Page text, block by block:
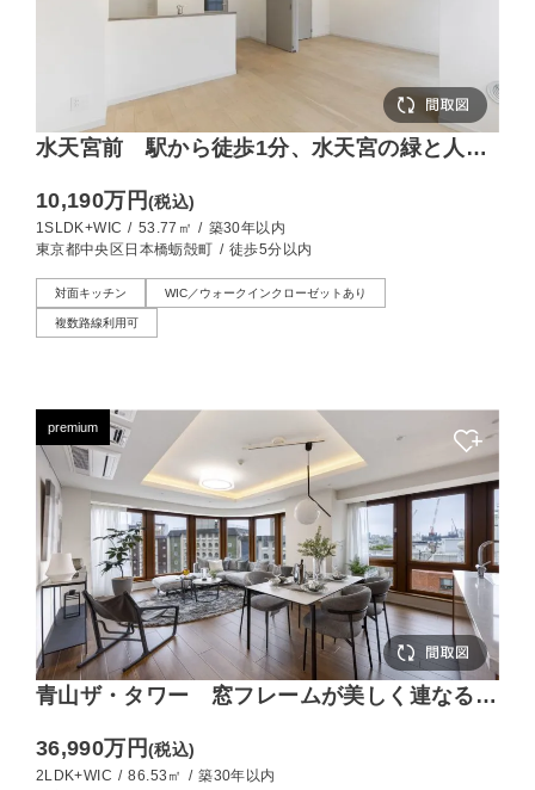
水天宮前 駅から徒歩1分、水天宮の緑と人形
10,190万円(税込)
1SLDK+WIC / 53.77㎡ / 築30年以内
東京都中央区日本橋蛎殻町 / 徒歩5分以内
対面キッチン WIC／ウォークインクローゼットあり
複数路線利用可
premium
青山ザ・タワー 窓フレームが美しく連なる、
36,990万円(税込)
2LDK+WIC / 86.53㎡ / 築30年以内